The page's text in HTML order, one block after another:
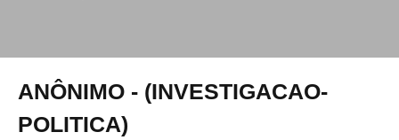
ANÔNIMO - (INVESTIGACAO-
POLITICA)